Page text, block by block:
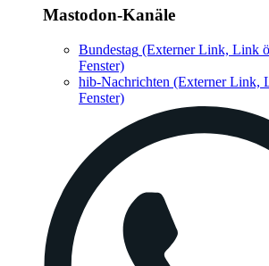
Mastodon-Kanäle
Bundestag (Externer Link, Link
Fenster)
hib-Nachrichten (Externer Link,
Fenster)